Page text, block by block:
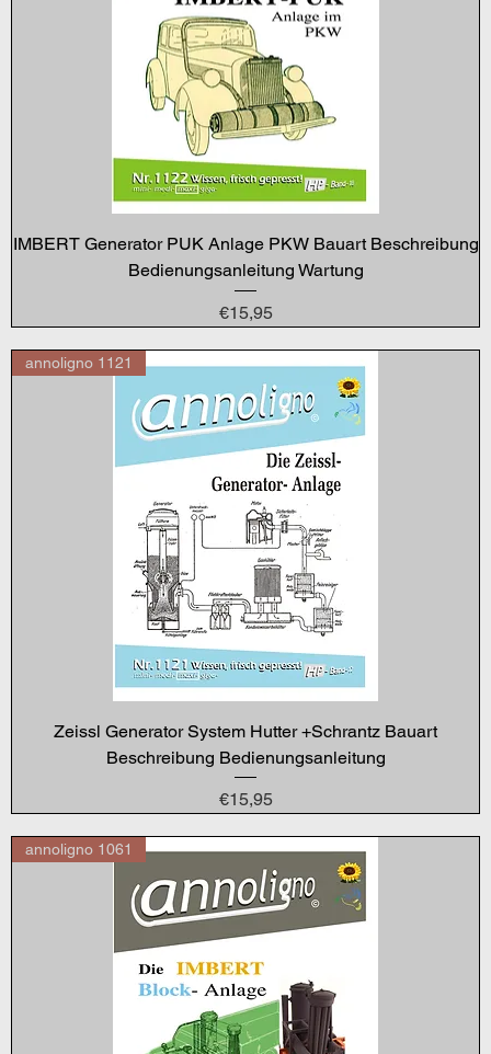
IMBERT Generator PUK Anlage PKW Bauart Beschreibung
Bedienungsanleitung Wartung
Price
€15,95
annoligno 1121
Zeissl Generator System Hutter +Schrantz Bauart
Beschreibung Bedienungsanleitung
Price
€15,95
annoligno 1061